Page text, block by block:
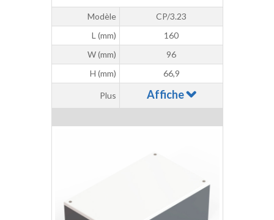
Modèle
CP/3.23
L (mm)
160
W (mm)
96
H (mm)
66,9
Plus Affiche